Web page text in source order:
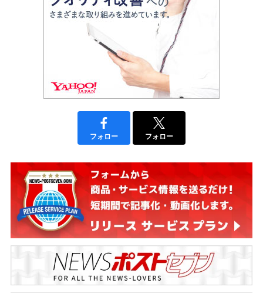
フォロー フォロー